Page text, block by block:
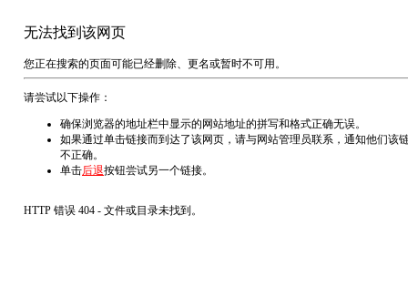
无法找到该网页
您正在搜索的页面可能已经删除、更名或暂时不可用。
请尝试以下操作：
确保浏览器的地址栏中显示的网站地址的拼写和格式正确无误。
如果通过单击链接而到达了该网页，请与网站管理员联系，通知他们该
不正确。
单击后退按钮尝试另一个链接。
HTTP 错误 404 - 文件或目录未找到。